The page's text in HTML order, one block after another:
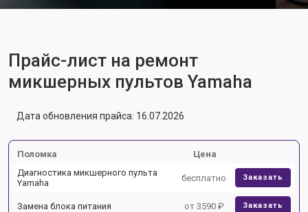
Прайс-лист на ремонт
микшерных пультов Yamaha
Дата обновления прайса: 16.07.2026
Поломка
Цена
Диагностика микшерного пульта
Yamaha
бесплатно Заказать
Замена блока питания от 3590 ₽ Заказать